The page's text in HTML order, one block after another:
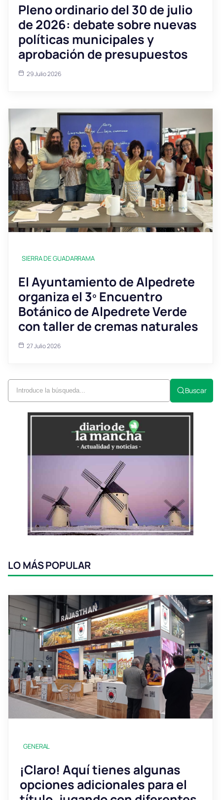
Pleno ordinario del 30 de julio
de 2026: debate sobre nuevas
políticas municipales y
aprobación de presupuestos
29 Julio 2026
SIERRA DE GUADARRAMA
El Ayuntamiento de Alpedrete
organiza el 3º Encuentro
Botánico de Alpedrete Verde
con taller de cremas naturales
27 Julio 2026
Buscar
LO MÁS POPULAR
GENERAL
¡Claro! Aquí tienes algunas
opciones adicionales para el